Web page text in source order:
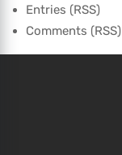
Entries (RSS)
Comments (RSS)